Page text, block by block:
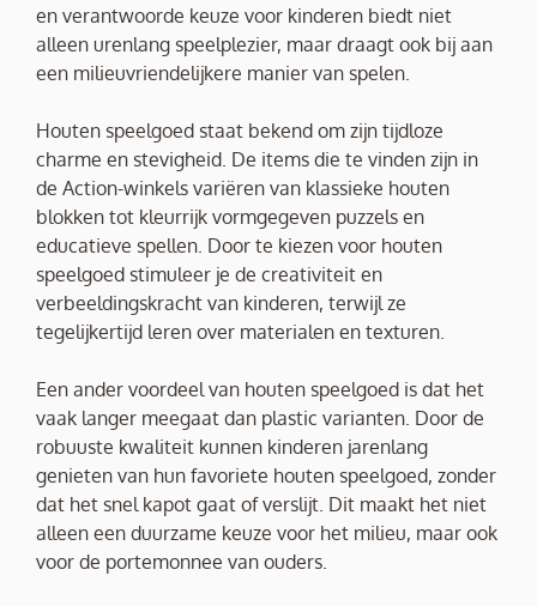
en verantwoorde keuze voor kinderen biedt niet
alleen urenlang speelplezier, maar draagt ook bij aan
een milieuvriendelijkere manier van spelen.
Houten speelgoed staat bekend om zijn tijdloze
charme en stevigheid. De items die te vinden zijn in
de Action-winkels variëren van klassieke houten
blokken tot kleurrijk vormgegeven puzzels en
educatieve spellen. Door te kiezen voor houten
speelgoed stimuleer je de creativiteit en
verbeeldingskracht van kinderen, terwijl ze
tegelijkertijd leren over materialen en texturen.
Een ander voordeel van houten speelgoed is dat het
vaak langer meegaat dan plastic varianten. Door de
robuuste kwaliteit kunnen kinderen jarenlang
genieten van hun favoriete houten speelgoed, zonder
dat het snel kapot gaat of verslijt. Dit maakt het niet
alleen een duurzame keuze voor het milieu, maar ook
voor de portemonnee van ouders.